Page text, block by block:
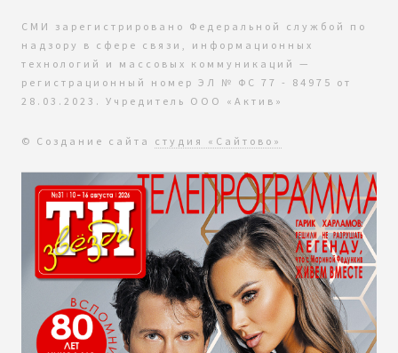
СМИ зарегистрировано Федеральной службой по
надзору в сфере связи, информационных
технологий и массовых коммуникаций —
регистрационный номер ЭЛ № ФС 77 - 84975 от
28.03.2023. Учредитель ООО «Актив»
© Создание сайта студия «Сайтово»